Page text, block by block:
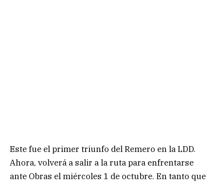
Este fue el primer triunfo del Remero en la LDD.
Ahora, volverá a salir a la ruta para enfrentarse
ante Obras el miércoles 1 de octubre. En tanto que